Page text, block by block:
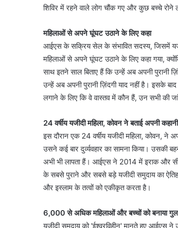
शिविर में रहने वाले लोग चौंक गए और कुछ बच्चे रोने
महिलाओं से अपने घूंघट उठाने के लिए कहा
आईएस के सक्रिय सेल के संभावित सदस्य, जिसमें
महिलाओं से अपने घूंघट उठाने के लिए कहा गया,
साथ इतने साल बिताए हैं कि उन्हें अब अपनी पुरानी
उन्हें अब अपनी पुरानी ज़िंदगी याद नहीं है। इसके
लगाने के लिए कि वे वास्तव में कौन हैं, उन सभी की
24 वर्षीय यजीदी महिला, कोवन ने बताई अपनी कहानी
इस दौरान एक 24 वर्षीय यजीदी महिला, कोवन,
उसने कई बार दुर्व्यवहार का सामना किया। उसकी
अभी भी लापता हैं। आईएस ने 2014 में इराक और
के सबसे पुराने और सबसे बड़े यजीदी समुदाय का
और इस्लाम के तत्वों को एकीकृत करता है।
6,000 से अधिक महिलाओं और बच्चों को बनाया
यजीदी समुदाय को 'ईश्वरविहीन' मानते हुए आईएस